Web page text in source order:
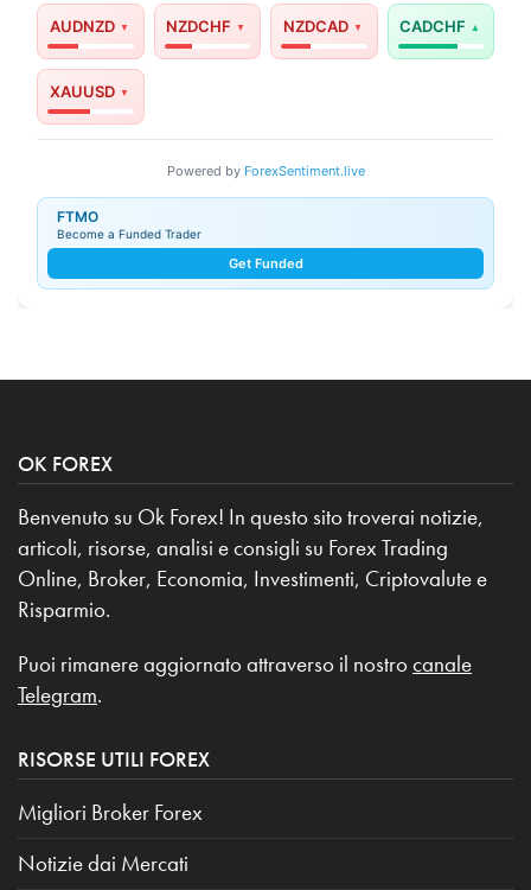
AUDNZD NZDCHF NZDCAD CADCHF
XAUUSD
Powered by ForexSentiment.live
FTMO
Become a Funded Trader
Get Funded
OK FOREX
Benvenuto su Ok Forex! In questo sito troverai notizie,
articoli, risorse, analisi e consigli su Forex Trading
Online, Broker, Economia, Investimenti, Criptovalute e
Risparmio.
Puoi rimanere aggiornato attraverso il nostro canale
Telegram.
RISORSE UTILI FOREX
Migliori Broker Forex
Notizie dai Mercati